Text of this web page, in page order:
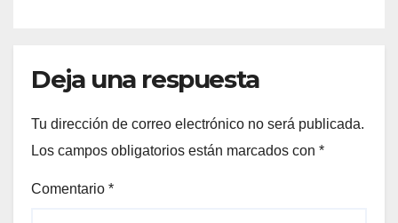
Deja una respuesta
Tu dirección de correo electrónico no será publicada.
Los campos obligatorios están marcados con *
Comentario *